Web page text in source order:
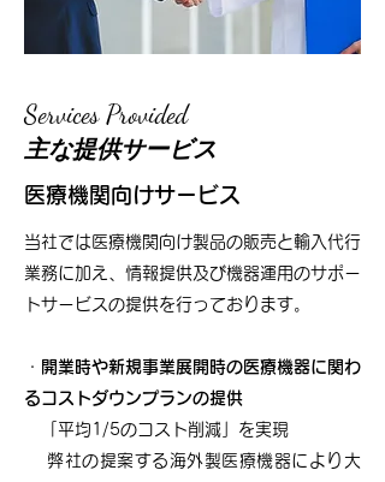
Services Provided
Services Provided
主な提供サービス
​医療機関向けサービス
当社では医療機関向け製品の販売と輸入代行
業務に加え、情報提供及び機器運用のサポー
トサービスの提供を行っております。
・​ 開業時や新規事業展開時の医療機器に関わ
るコストダウンプランの提供
「平均1/5のコスト削減」を実現
弊社の提案する海外製医療機器により大